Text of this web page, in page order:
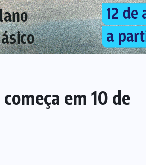
em 10 de